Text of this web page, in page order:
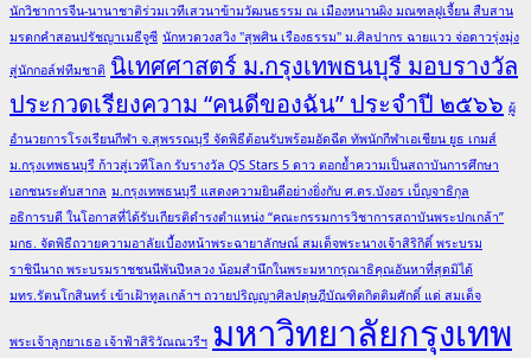
นักวิชาการจีน-นานาชาติร่วมเวทีเสวนาข้ามวัฒนธรรม ณ เมืองหนานผิง มณฑลฝูเจี้ยน สืบสาน
มรดกคำสอนปรัชญาเมธีจูซี นักหวดวงสวิง "สุพศิน เรืองธรรม" ม.ศิลปากร ฉายแวว จ่อดาวรุ่งมุ่ง
สู่นักกอล์ฟทีมชาติ นิเทศศาสตร์ ม.กรุงเทพธนบุรี มอบรางวัล
ประกวดเรียงความ “คนดีของฉัน” ประจำปี ๒๕๖๖ ผู้
อำนวยการโรงเรียนกีฬา จ.สุพรรณบุรี จัดพิธีต้อนรับพร้อมอัดฉีด ทัพนักกีฬาเอเชียน ยูธ เกมส์
ม.กรุงเทพธนบุรี ก้าวสู่เวทีโลก รับรางวัล QS Stars 5 ดาว ตอกย้ำความเป็นสถาบันการศึกษา
เอกชนระดับสากล ม.กรุงเทพธนบุรี แสดงความยินดีอย่างยิ่งกับ ศ.ดร.บังอร เบ็ญจาธิกุล
อธิการบดี ในโอกาสที่ได้รับเกียรติดำรงตำแหน่ง “คณะกรรมการวิชาการสถาบันพระปกเกล้า”
มกธ. จัดพิธีถวายความอาลัยเบื้องหน้าพระฉายาลักษณ์ สมเด็จพระนางเจ้าสิริกิติ์ พระบรม
ราชินีนาถ พระบรมราชชนนีพันปีหลวง น้อมสำนึกในพระมหากรุณาธิคุณอันหาที่สุดมิได้
มทร.รัตนโกสินทร์ เข้าเฝ้าทูลเกล้าฯ ถวายปริญญาศิลปดุษฎีบัณฑิตกิตติมศักดิ์ แด่ สมเด็จ
พระเจ้าลูกยาเธอ เจ้าฟ้าสิริวัณณวรีฯ มหาวิทยาลัยกรุงเทพ